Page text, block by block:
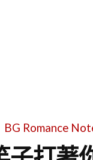
BG Romance